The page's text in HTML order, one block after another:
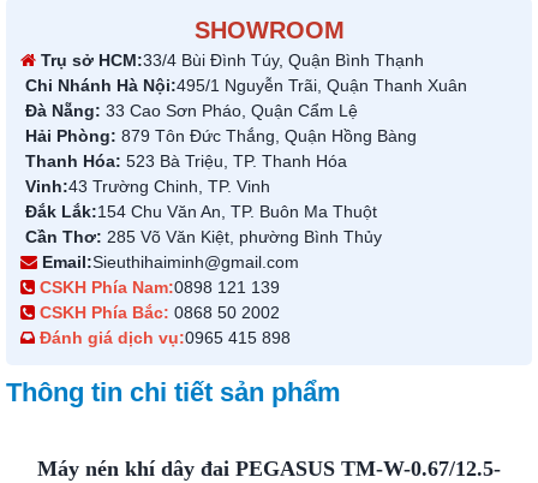
SHOWROOM
Trụ sở HCM:33/4 Bùi Đình Túy, Quận Bình Thạnh
Chi Nhánh Hà Nội:495/1 Nguyễn Trãi, Quận Thanh Xuân
Đà Nẵng: 33 Cao Sơn Pháo, Quận Cẩm Lệ
Hải Phòng: 879 Tôn Đức Thắng, Quận Hồng Bàng
Thanh Hóa: 523 Bà Triệu, TP. Thanh Hóa
Vinh:43 Trường Chinh, TP. Vinh
Đắk Lắk:154 Chu Văn An, TP. Buôn Ma Thuột
Cần Thơ: 285 Võ Văn Kiệt, phường Bình Thủy
Email:Sieuthihaiminh@gmail.com
CSKH Phía Nam:0898 121 139
CSKH Phía Bắc: 0868 50 2002
Đánh giá dịch vụ:0965 415 898
Thông tin chi tiết sản phẩm
Máy nén khí dây đai PEGASUS TM-W-0.67/12.5-